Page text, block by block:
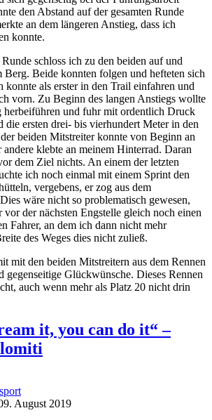
den Abstand auf der gesamten Runde
an dem längeren Anstieg, dass ich
konnte.
schloss ich zu den beiden auf und
Berg. Beide konnten folgen und hefteten sich
konnte als erster in den Trail einfahren und
vorn. Zu Beginn des langen Anstiegs wollte
herbeiführen und fuhr mit ordentlich Druck
die ersten drei- bis vierhundert Meter in den
beiden Mitstreiter konnte von Beginn an
klebte an meinem Hinterrad. Daran
dem Ziel nichts. An einem der letzten
ich noch einmal mit einem Sprint den
vergebens, er zog aus dem
wäre nicht so problematisch gewesen,
vor der nächsten Engstelle gleich noch einen
Fahrer, an dem ich dann nicht mehr
des Weges dies nicht zuließ.
mit den beiden Mitstreitern aus dem Rennen
gegenseitige Glückwünsche. Dieses Rennen
auch wenn mehr als Platz 20 nicht drin
it, you can do it“ –
August 2019